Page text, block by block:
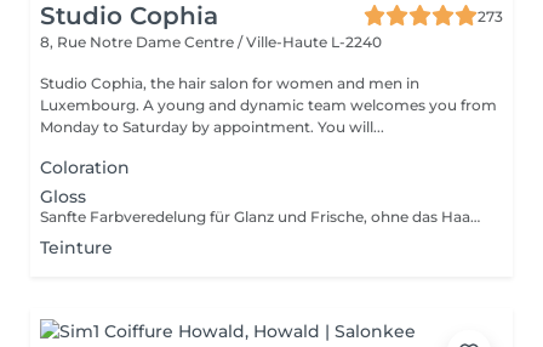
Studio Cophia
273
8, Rue Notre Dame Centre / Ville-Haute L-2240
Studio Cophia, the hair salon for women and men in
Luxembourg. A young and dynamic team welcomes you from
Monday to Saturday by appointment. You will...
Coloration
Gloss
Sanfte Farbveredelung für Glanz und Frische, ohne das Haar zu belasten. Gentle color refinement for shine and freshness, without stressing the hair. Soin colorant léger pour éclat et fraîcheur, sans agresser les cheveux.
Teinture